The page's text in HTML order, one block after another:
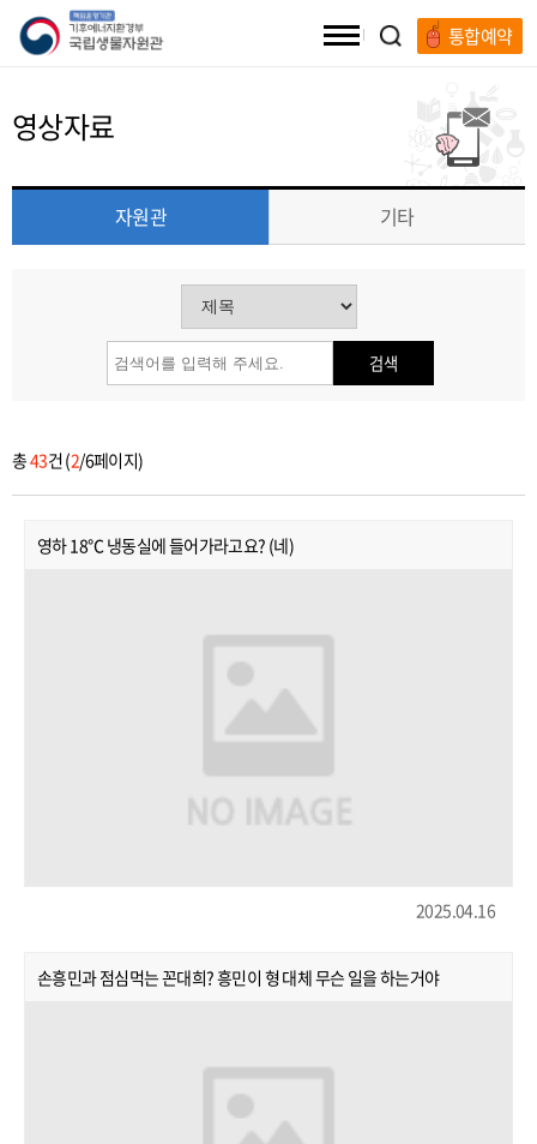
통합예약
영상자료
자원관 기타
검색
총43건 (2/6페이지)
영하 18℃ 냉동실에 들어가라고요? (네)
2025.04.16
손흥민과 점심먹는 꼰대희? 흥민이 형 대체 무슨 일을 하는거야